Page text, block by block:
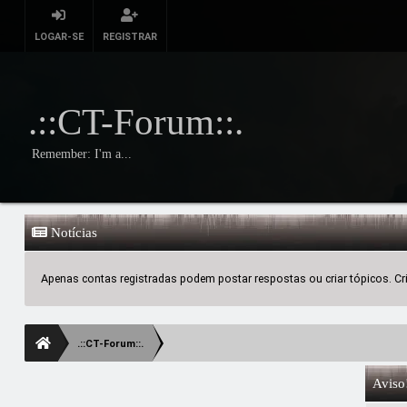
LOGAR-SE REGISTRAR
.::CT-Forum::.
Remember: I'm a...
Notícias
Apenas contas registradas podem postar respostas ou criar tópicos.
.::CT-Forum::.